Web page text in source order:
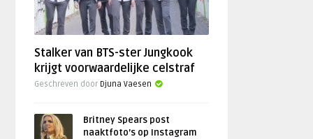
Stalker van BTS-ster Jungkook
krijgt voorwaardelijke celstraf
Geschreven door Djuna Vaesen
Britney Spears post
naaktfoto’s op Instagram